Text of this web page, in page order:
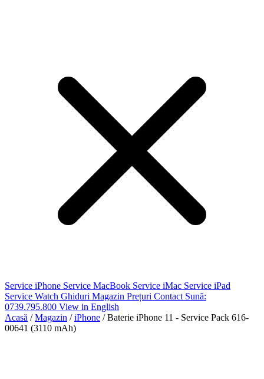
Service iPhone Service MacBook Service iMac Service iPad
Service Watch Ghiduri Magazin Prețuri Contact Sună:
0739.795.800 View in English
Acasă / Magazin / iPhone / Baterie iPhone 11 - Service Pack 616-
00641 (3110 mAh)